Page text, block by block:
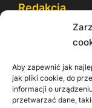
Aby zapewnić jak
jak pliki cookie, do
informacji o
przetwarzać dane,
Redakcja
Reklama
Rodo
Kontakt